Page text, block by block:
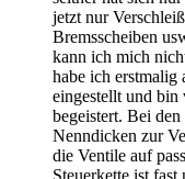
jetzt nur
Bremsscheiben
kann ich mich
habe ich erstmalig
eingestellt und bin
begeistert. Bei
Nenndicken zur
die Ventile auf